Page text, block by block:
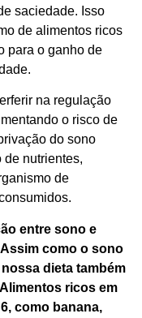
saciedade. Isso
de alimentos ricos
para o ganho de
na regulação
o risco de
do sono
de nutrientes,
de
entre sono e
como o sono
dieta também
ricos em
como banana,